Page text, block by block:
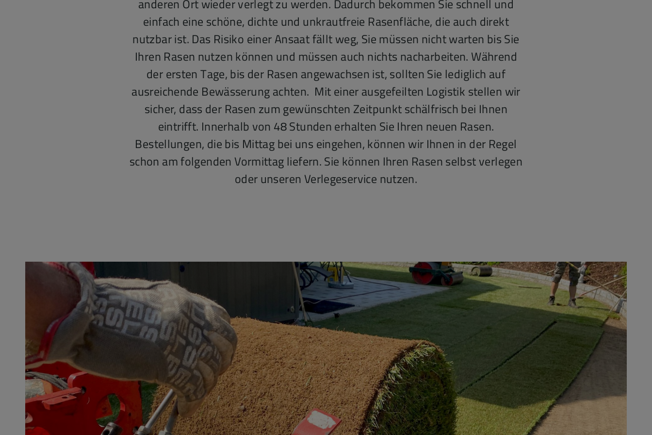
einfach eine schöne, dichte und unkrautfreie Rasenfläche, die auch direkt
nutzbar ist. Das Risiko einer Ansaat fällt weg, Sie müssen nicht warten bis Sie
Ihren Rasen nutzen können und müssen auch nichts nacharbeiten. Während
der ersten Tage, bis der Rasen angewachsen ist, sollten Sie lediglich auf
ausreichende Bewässerung achten. Mit einer ausgefeilten Logistik stellen wir
sicher, dass der Rasen zum gewünschten Zeitpunkt schälfrisch bei Ihnen
eintrifft. Innerhalb von 48 Stunden erhalten Sie Ihren neuen Rasen.
Bestellungen, die bis Mittag bei uns eingehen, können wir Ihnen in der Regel
schon am folgenden Vormittag liefern. Sie können Ihren Rasen selbst verlegen
oder unseren Verlegeservice nutzen.